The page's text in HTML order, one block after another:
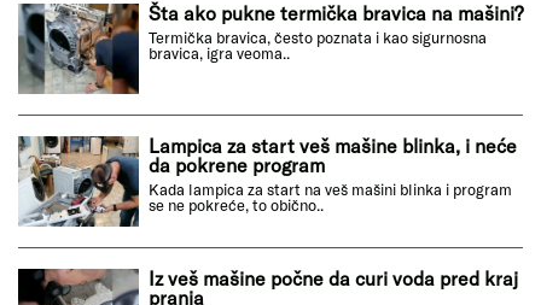
Šta ako pukne termička bravica na mašini?
Termička bravica, često poznata i kao sigurnosna
bravica, igra veoma..
Lampica za start veš mašine blinka, i neće
da pokrene program
Kada lampica za start na veš mašini blinka i program
se ne pokreće, to obično..
Iz veš mašine počne da curi voda pred kraj
pranja